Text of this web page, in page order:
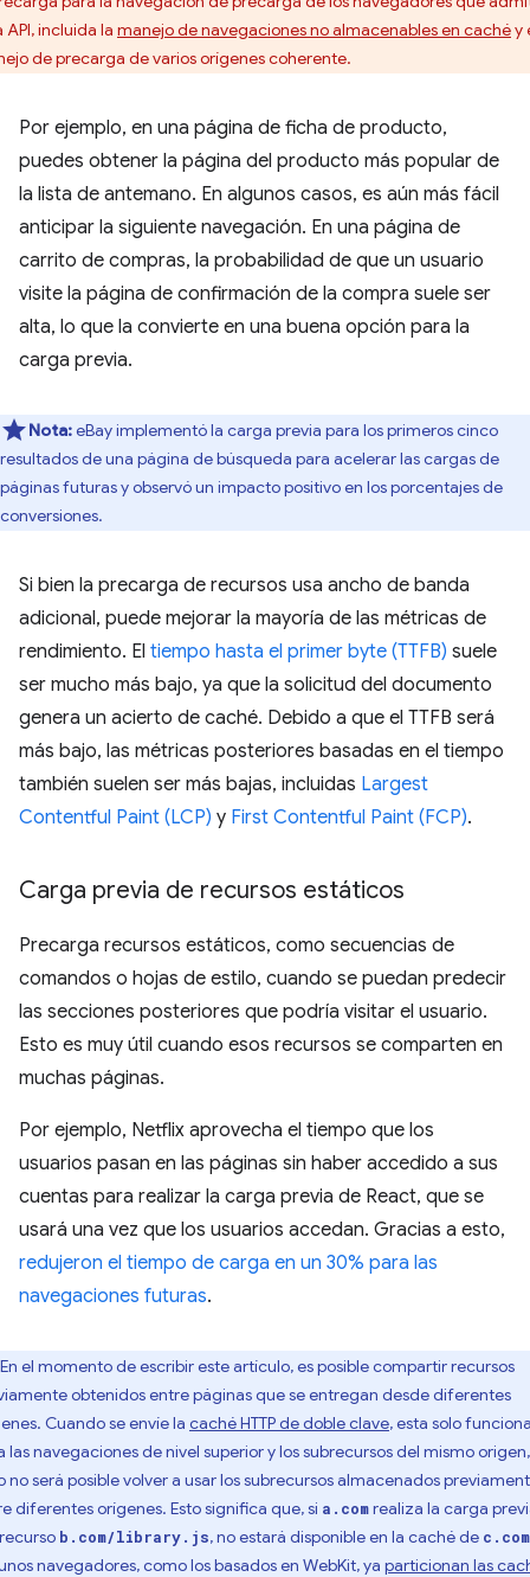
API, incluida la manejo de navegaciones no almacenables en cachéy
de precarga de varios orígenes coherente.
Por ejemplo, en una página de ficha de producto,
puedes obtener la página del producto más popular de
la lista de antemano. En algunos casos, es aún más fácil
anticipar la siguiente navegación. En una página de
carrito de compras, la probabilidad de que un usuario
visite la página de confirmación de la compra suele ser
alta, lo que la convierte en una buena opción para la
carga previa.
Nota:eBay implementó la carga previa para los primeros cinco
resultados de una página de búsqueda para acelerar las cargas de
páginas futuras y observó un impacto positivo en los porcentajes de
conversiones.
Si bien la precarga de recursos usa ancho de banda
adicional, puede mejorar la mayoría de las métricas de
rendimiento. El tiempo hasta el primer byte (TTFB) suele
ser mucho más bajo, ya que la solicitud del documento
genera un acierto de caché. Debido a que el TTFB será
más bajo, las métricas posteriores basadas en el tiempo
también suelen ser más bajas, incluidas Largest
Contentful Paint (LCP) y First Contentful Paint (FCP).
Carga previa de recursos estáticos
Precarga recursos estáticos, como secuencias de
comandos o hojas de estilo, cuando se puedan predecir
las secciones posteriores que podría visitar el usuario.
Esto es muy útil cuando esos recursos se comparten en
muchas páginas.
Por ejemplo, Netflix aprovecha el tiempo que los
usuarios pasan en las páginas sin haber accedido a sus
cuentas para realizar la carga previa de React, que se
usará una vez que los usuarios accedan. Gracias a esto,
redujeron el tiempo de carga en un 30% para las
navegaciones futuras.
En el momento de escribir este artículo, es posible compartir recursos
obtenidos entre páginas que se entregan desde diferentes
Cuando se envíe la caché HTTP de doble clave, esta solo
las navegaciones de nivel superior y los subrecursos del mismo origen,
no será posible volver a usar los subrecursos almacenados
diferentes orígenes. Esto significa que, si a.comrealiza la carga
b.com/library.js, no estará disponible en la caché de c.com
navegadores, como los basados en WebKit, ya particionan las